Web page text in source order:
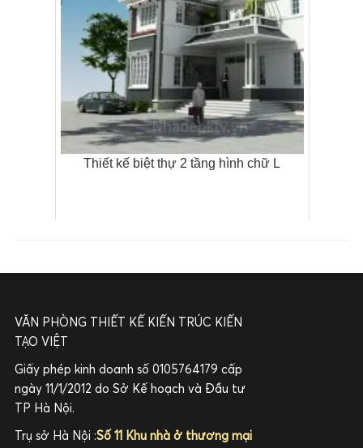
Thiết kế biệt thự 2 tầng hình chữ L
VĂN PHÒNG THIẾT KẾ KIẾN TRÚC KIẾN
TẠO VIỆT
Giấy phép kinh doanh số 0105764179 cấp
ngày 11/1/2012 do Sở Kế hoạch và Đầu tư
TP Hà Nội.
Trụ sở Hà Nội :Số 11 Khu nhà ở thương mại